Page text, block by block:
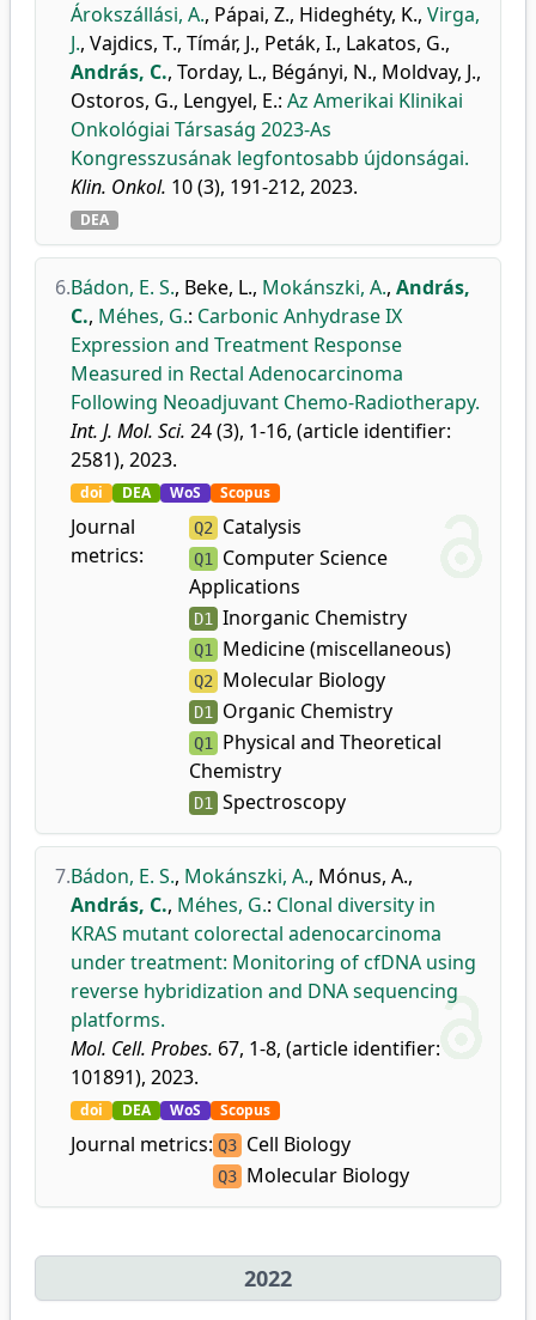
Árokszállási, A., Pápai, Z., Hideghéty, K., Virga,
J., Vajdics, T., Tímár, J., Peták, I., Lakatos, G.,
András, C., Torday, L., Bégányi, N., Moldvay, J.,
Ostoros, G., Lengyel, E.: Az Amerikai Klinikai
Onkológiai Társaság 2023-As
Kongresszusának legfontosabb újdonságai.
Klin. Onkol. 10 (3), 191-212, 2023.
DEA
6.Bádon, E. S., Beke, L., Mokánszki, A., András,
C., Méhes, G.: Carbonic Anhydrase IX
Expression and Treatment Response
Measured in Rectal Adenocarcinoma
Following Neoadjuvant Chemo-Radiotherapy.
Int. J. Mol. Sci. 24 (3), 1-16, (article identifier:
2581), 2023.
doi DEA WoS Scopus
Journal
metrics:
Q2 Catalysis
Q1
Computer Science
Applications
D1 Inorganic Chemistry
Q1 Medicine (miscellaneous)
Q2 Molecular Biology
D1 Organic Chemistry
Q1
Physical and Theoretical
Chemistry
D1 Spectroscopy
7.Bádon, E. S., Mokánszki, A., Mónus, A.,
András, C., Méhes, G.: Clonal diversity in
KRAS mutant colorectal adenocarcinoma
under treatment: Monitoring of cfDNA using
reverse hybridization and DNA sequencing
platforms.
Mol. Cell. Probes. 67, 1-8, (article identifier:
101891), 2023.
doi DEA WoS Scopus
Journal metrics: Q3 Cell Biology
Q3 Molecular Biology
2022